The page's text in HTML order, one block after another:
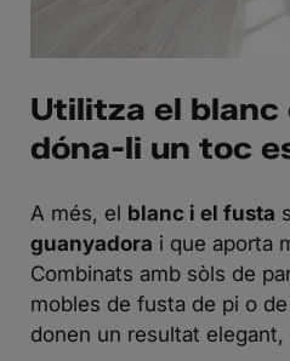
Utilitza el blanc
dóna-li un toc
A més, el blanc i el fusta
guanyadora i que aporta
Combinats amb sòls de
mobles de fusta de pi o
donen un resultat